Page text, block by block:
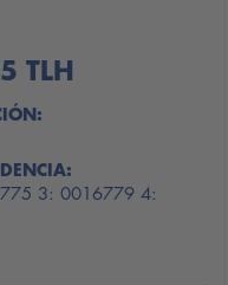
TLH
3: 0016779 4: